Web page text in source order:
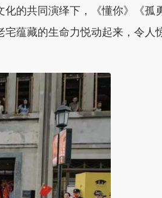
的共同演绎下，《懂你》《孤
蕴藏的生命力悦动起来，令人